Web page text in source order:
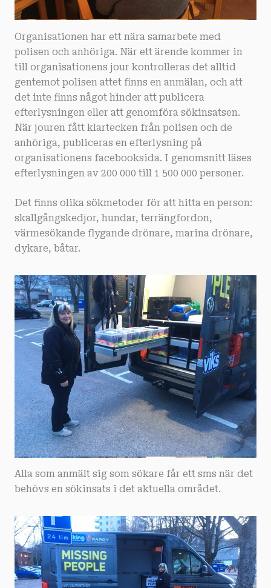
Organisationen har ett nära samarbete med
polisen och anhöriga. När ett ärende kommer in
till organisationens jour kontrolleras det alltid
gentemot polisen attet finns en anmälan, och att
det inte finns något hinder att publicera
efterlysningen eller att genomföra sökinsatsen.
När jouren fått klartecken från polisen och de
anhöriga, publiceras en efterlysning på
organisationens facebooksida. I genomsnitt läses
efterlysningen av 200 000 till 1 500 000 personer.
Det finns olika sökmetoder för att hitta en person:
skallgångskedjor, hundar, terrängfordon,
värmesökande flygande drönare, marina drönare,
dykare, båtar.
Alla som anmält sig som sökare får ett sms när det
behövs en sökinsats i det aktuella området.